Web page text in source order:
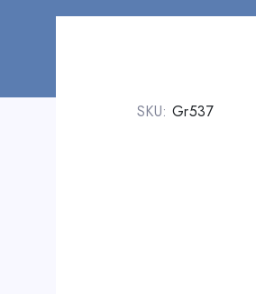
SKU: Gr537